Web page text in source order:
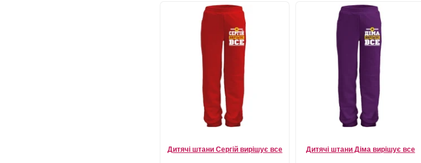
Дитячі штани Сергій вирішує все Дитячі штани Діма вирішує все